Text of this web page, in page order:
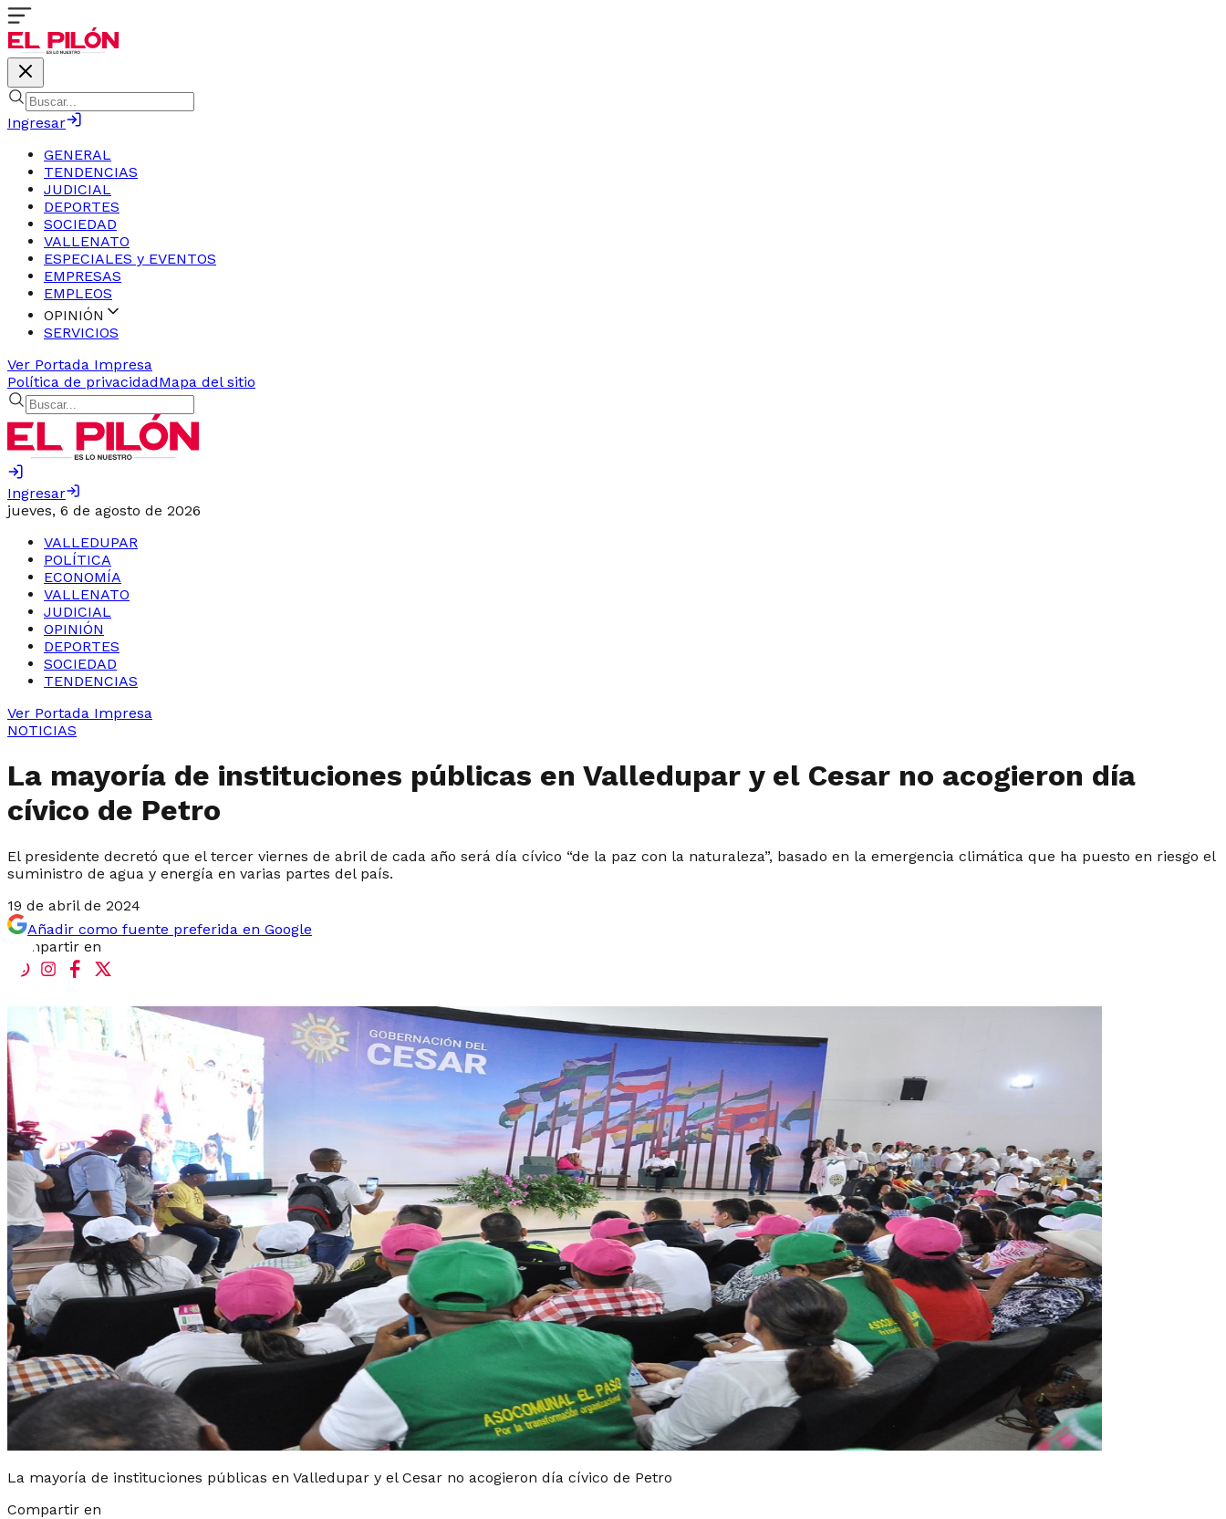
Ingresar
GENERAL
TENDENCIAS
JUDICIAL
DEPORTES
SOCIEDAD
VALLENATO
ESPECIALES y EVENTOS
EMPRESAS
EMPLEOS
OPINIÓN
SERVICIOS
Ver Portada Impresa
Política de privacidadMapa del sitio
Ingresar
jueves, 6 de agosto de 2026
VALLEDUPAR
POLÍTICA
ECONOMÍA
VALLENATO
JUDICIAL
OPINIÓN
DEPORTES
SOCIEDAD
TENDENCIAS
Ver Portada Impresa
NOTICIAS
La mayoría de instituciones públicas en Valledupar y el Cesar no acogieron día
cívico de Petro
El presidente decretó que el tercer viernes de abril de cada año será día cívico “de la paz con la naturaleza”, basado en la emergencia climática que ha puesto en riesgo el
suministro de agua y energía en varias partes del país.
19 de abril de 2024
Añadir como fuente preferida en Google
Compartir en
La mayoría de instituciones públicas en Valledupar y el Cesar no acogieron día cívico de Petro
Compartir en